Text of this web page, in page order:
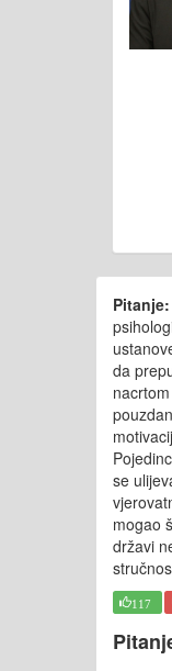
Pitanje:
da
se
mogao
državi
117